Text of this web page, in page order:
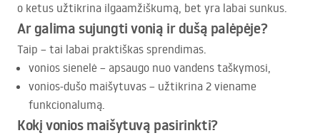
o ketus užtikrina ilgaamžiškumą, bet yra labai sunkus.
Ar galima sujungti vonią ir dušą palėpėje?
Taip – tai labai praktiškas sprendimas.
vonios sienelė – apsaugo nuo vandens taškymosi,
vonios-dušo maišytuvas – užtikrina 2 viename
funkcionalumą.
Kokį vonios maišytuvą pasirinkti?